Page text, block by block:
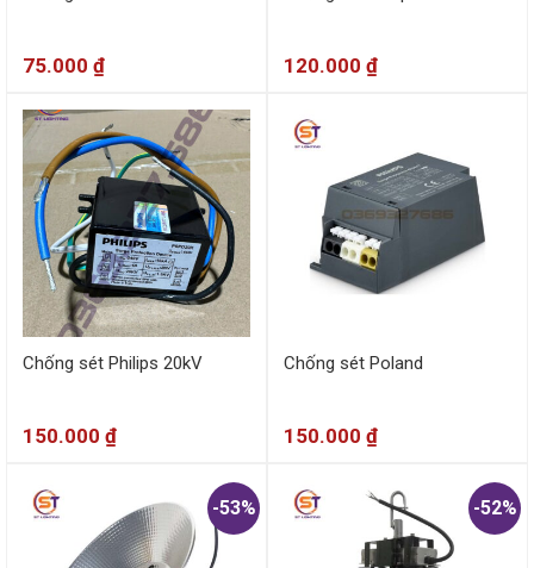
75.000 ₫ 120.000 ₫
Chống sét Philips 20kV
150.000 ₫
Chống sét Poland
150.000 ₫
-53% -52%